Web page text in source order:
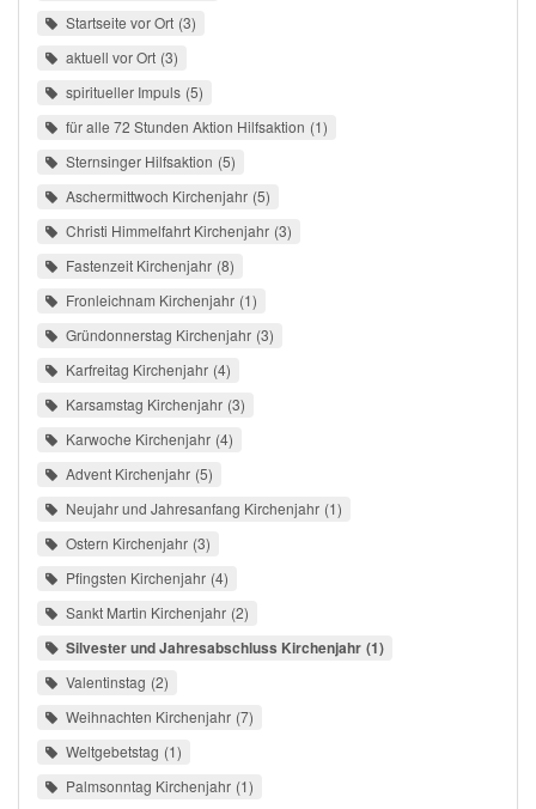
Startseite vor Ort 3
aktuell vor Ort 3
spiritueller Impuls 5
für alle 72 Stunden Aktion Hilfsaktion 1
Sternsinger Hilfsaktion 5
Aschermittwoch Kirchenjahr 5
Christi Himmelfahrt Kirchenjahr 3
Fastenzeit Kirchenjahr 8
Fronleichnam Kirchenjahr 1
Gründonnerstag Kirchenjahr 3
Karfreitag Kirchenjahr 4
Karsamstag Kirchenjahr 3
Karwoche Kirchenjahr 4
Advent Kirchenjahr 5
Neujahr und Jahresanfang Kirchenjahr 1
Ostern Kirchenjahr 3
Pfingsten Kirchenjahr 4
Sankt Martin Kirchenjahr 2
Silvester und Jahresabschluss Kirchenjahr 1
Valentinstag 2
Weihnachten Kirchenjahr 7
Weltgebetstag 1
Palmsonntag Kirchenjahr 1